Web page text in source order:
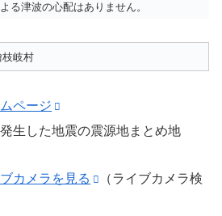
る津波の心配はありません。
枝岐村
ページ
生した地震の震源地まとめ地
カメラを見る
（ライブカメラ検